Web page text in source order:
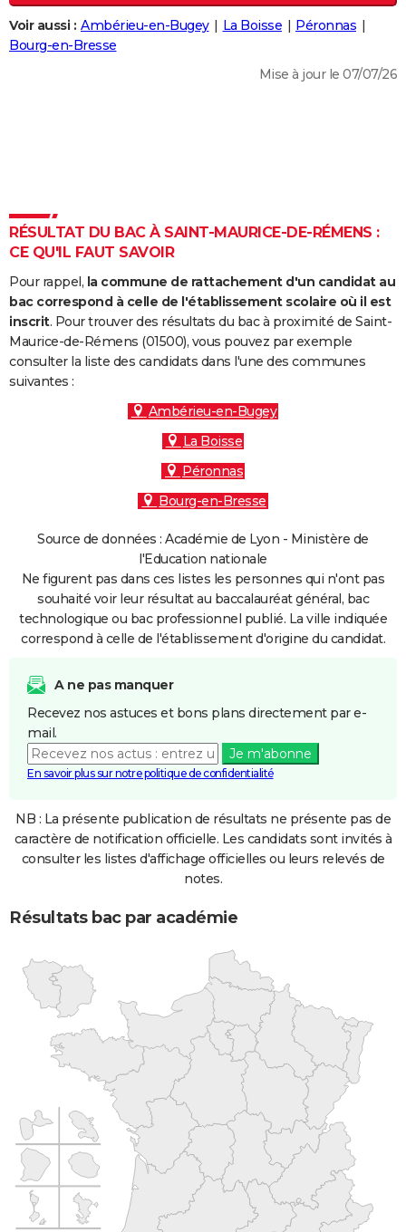
Destinations
City break
Voyage nature
Voyage de noces
Forum
Climat
+
PHOTO
COPAINS D'AVANT
S'inscrire
Se connecter
Lycées
Collèges
Primaires
Universités
Entreprises
Service militaire
Avis de recherche
AVIS DE DÉCÈS
FORUM
Bricolage
Lifestyle
Culture
Sport
Auto
Television
Voyage
Cinema
Voir aussi : Ambérieu-en-Bugey La Boisse
Péronnas
Bourg-en-Bresse
Mise à jour le 07/07/26
RÉSULTAT DU BAC À SAINT-MAURICE-DE-RÉMENS :
CE QU'IL FAUT SAVOIR
Pour rappel, la commune de rattachement d'un candidat au
bac correspond à celle de l'établissement scolaire où il est
inscrit. Pour trouver des résultats du bac à proximité de Saint-
Maurice-de-Rémens (01500), vous pouvez par exemple
consulter la liste des candidats dans l'une des communes
suivantes :
Ambérieu-en-Bugey
La Boisse
Péronnas
Bourg-en-Bresse
Source de données : Académie de Lyon - Ministère de
l'Education nationale
Ne figurent pas dans ces listes les personnes qui n'ont pas
souhaité voir leur résultat au baccalauréat général, bac
technologique ou bac professionnel publié. La ville indiquée
correspond à celle de l'établissement d'origine du candidat.
A ne pas manquer
Recevez nos astuces et bons plans directement par e-
mail.
Je m'abonne
En savoir plus sur notre politique de confidentialité
NB : La présente publication de résultats ne présente pas de
caractère de notification officielle. Les candidats sont invités à
consulter les listes d'affichage officielles ou leurs relevés de
notes.
Résultats bac par académie